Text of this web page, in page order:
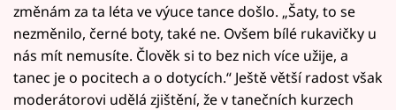
změnám za ta léta ve výuce tance došlo. „Šaty, to se
nezměnilo, černé boty, také ne. Ovšem bílé rukavičky u
nás mít nemusíte. Člověk si to bez nich více užije, a
tanec je o pocitech a o dotycích.“ Ještě větší radost však
moderátorovi udělá zjištění, že v tanečních kurzech